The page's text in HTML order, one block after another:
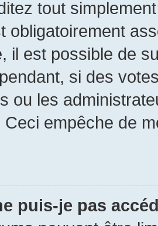
tout
obligatoirement
il est possible de
si des
ou les
empêche de
puis-je pas